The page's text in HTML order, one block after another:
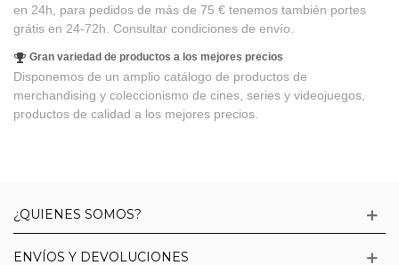
en 24h, para pedidos de más de 75 € tenemos también portes
grátis en 24-72h. Consultar condiciones de envío.
Gran variedad de productos a los mejores precios
Disponemos de un amplio catálogo de productos de
merchandising y coleccionismo de cines, series y videojuegos,
productos de calidad a los mejores precios.
¿QUIENES SOMOS?
ENVÍOS Y DEVOLUCIONES